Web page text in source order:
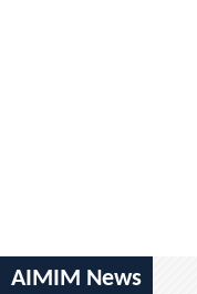
AIMIM News